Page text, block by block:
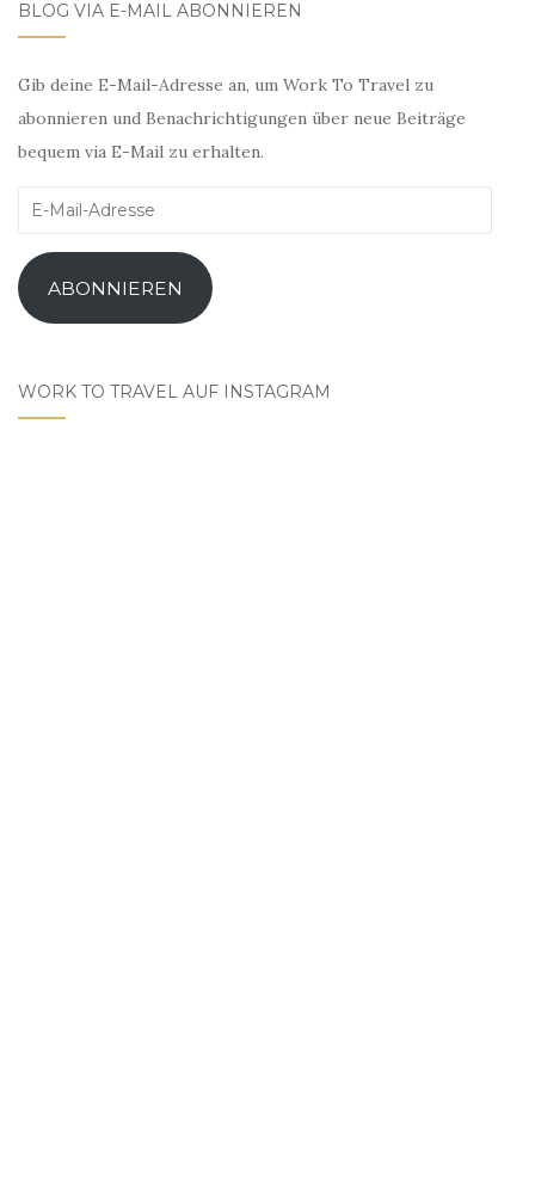
BLOG VIA E-MAIL ABONNIEREN
Gib deine E-Mail-Adresse an, um Work To Travel zu
abonnieren und Benachrichtigungen über neue Beiträge
bequem via E-Mail zu erhalten.
E-
Adresse
ABONNIEREN
WORK TO TRAVEL AUF INSTAGRAM